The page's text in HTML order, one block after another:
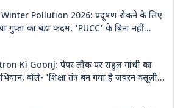
Pollution 2026: प्रदूषण रोकने के लिए
गुप्ता का बड़ा कदम, 'PUCC' के बिना नहीं
Ki Goonj: पेपर लीक पर राहुल गांधी का
बोले- 'शिक्षा तंत्र बन गया है जबरन वसूली